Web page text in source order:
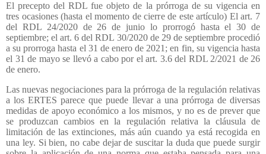
El precepto del RDL fue objeto de la prórroga de su vigencia en
tres ocasiones (hasta el momento de cierre de este artículo) El art. 7
del RDL 24/2020 de 26 de junio lo prorrogó hasta el 30 de
septiembre; el art. 6 del RDL 30/2020 de 29 de septiembre procedió
a su prorroga hasta el 31 de enero de 2021; en fin, su vigencia hasta
el 31 de mayo se llevó a cabo por el art. 3.6 del RDL 2/2021 de 26
de enero.
Las nuevas negociaciones para la prórroga de la regulación relativas
a los ERTES parece que puede llevar a una prórroga de diversas
medidas de apoyo económico a los mismos, y no es de prever que
se produzcan cambios en la regulación relativa la cláusula de
limitación de las extinciones, más aún cuando ya está recogida en
una ley. Si bien, no cabe dejar de suscitar la duda que puede surgir